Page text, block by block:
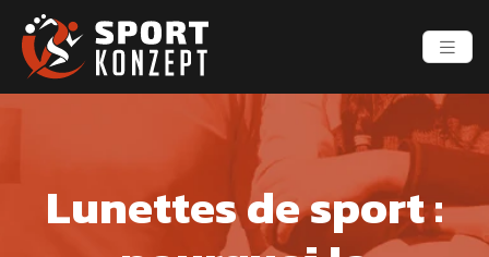
Lunettes de sport :